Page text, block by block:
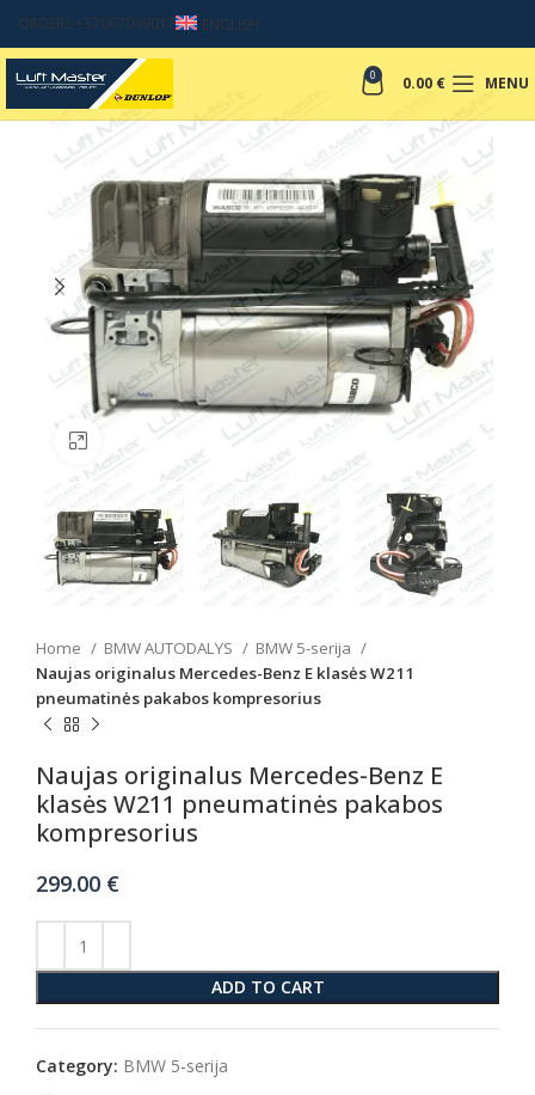
ORDERS +37067049017 ENGLISH
0 0.00 € MENU
Home BMW AUTODALYS
BMW 5-serija
Naujas originalus Mercedes-Benz E klasės W211
pneumatinės pakabos kompresorius
Naujas originalus Mercedes-Benz E
klasės W211 pneumatinės pakabos
kompresorius
299.00 €
ADD TO CART
Category: BMW 5-serija